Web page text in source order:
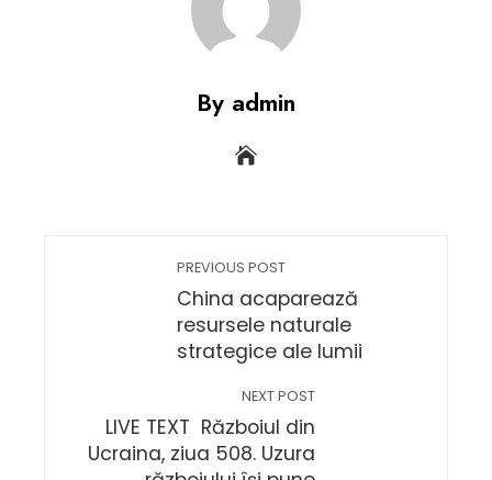
By admin
PREVIOUS POST
China acaparează
resursele naturale
strategice ale lumii
NEXT POST
LIVE TEXT Războiul din
Ucraina, ziua 508. Uzura